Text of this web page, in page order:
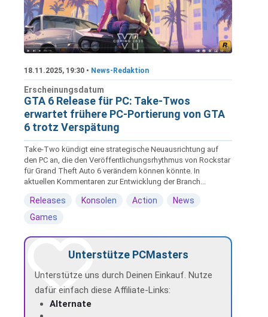
18.11.2025, 19:30 • News-Redaktion
Erscheinungsdatum
GTA 6 Release für PC: Take-Twos
erwartet frühere PC-Portierung von GTA
6 trotz Verspätung
Take-Two kündigt eine strategische Neuausrichtung auf
den PC an, die den Veröffentlichungsrhythmus von Rockstar
für Grand Theft Auto 6 verändern können könnte. In
aktuellen Kommentaren zur Entwicklung der Branch...
Releases Konsolen Action
News
Games
Unterstütze PCMasters
Unterstütze uns durch Deinen Einkauf. Nutze
dafür einfach diese Affiliate-Links:
Alternate